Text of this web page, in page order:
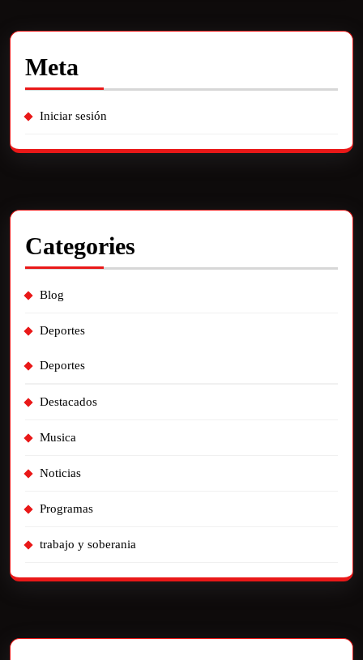
Meta
Iniciar sesión
Categories
Blog
Deportes
Deportes
Destacados
Musica
Noticias
Programas
trabajo y soberania